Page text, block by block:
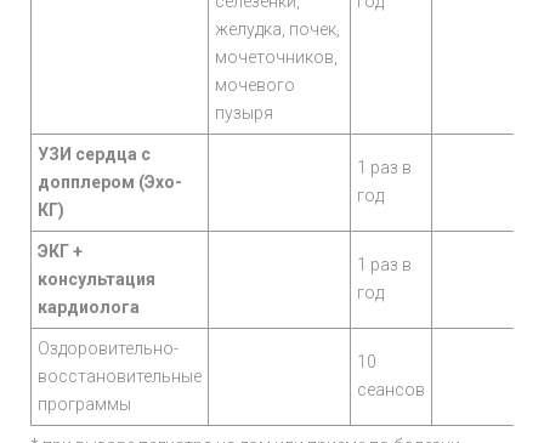
желудка, почек,
мочеточников,
мочевого
пузыря
УЗИ сердца с
допплером (Эхо-
КГ)
1 раз в
год
ЭКГ +
консультация
кардиолога
1 раз в
год
Оздоровительно-
восстановительные
программы
10
сеансов